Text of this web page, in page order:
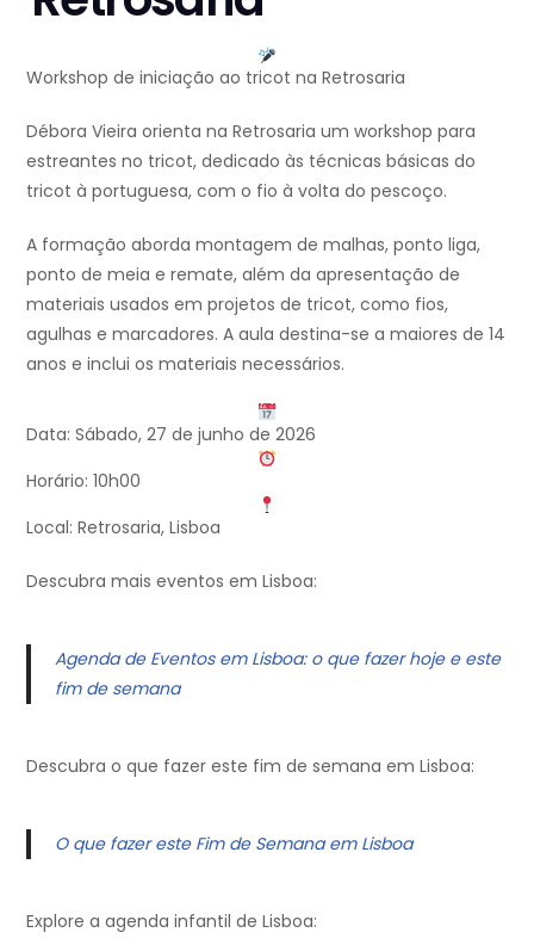
Workshop de iniciação ao tricot na Retrosaria
Débora Vieira orienta na Retrosaria um workshop para
estreantes no tricot, dedicado às técnicas básicas do
tricot à portuguesa, com o fio à volta do pescoço.
A formação aborda montagem de malhas, ponto liga,
ponto de meia e remate, além da apresentação de
materiais usados em projetos de tricot, como fios,
agulhas e marcadores. A aula destina-se a maiores de 14
anos e inclui os materiais necessários.
Data: Sábado, 27 de junho de 2026
Horário: 10h00
Local: Retrosaria, Lisboa
Descubra mais eventos em Lisboa:
Agenda de Eventos em Lisboa: o que fazer hoje e este
fim de semana
Descubra o que fazer este fim de semana em Lisboa:
O que fazer este Fim de Semana em Lisboa
Explore a agenda infantil de Lisboa: